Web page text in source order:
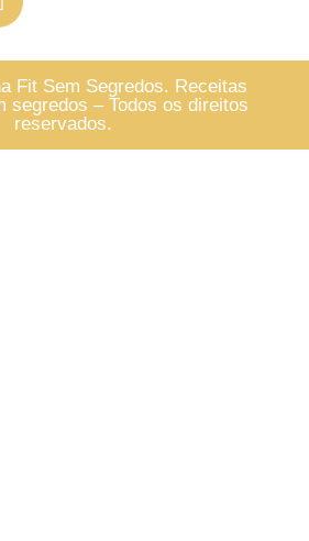
Fit Sem Segredos. Receitas
segredos – Todos os direitos
reservados.